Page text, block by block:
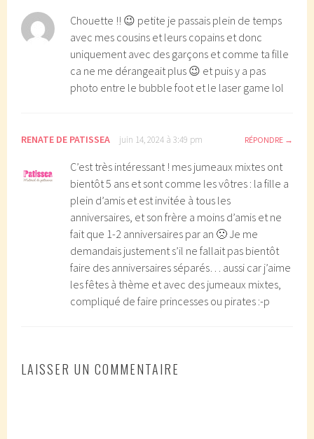
Chouette !! 😉 petite je passais plein de temps
avec mes cousins et leurs copains et donc
uniquement avec des garçons et comme ta fille
ca ne me dérangeait plus 😉 et puis y a pas
photo entre le bubble foot et le laser game lol
RENATE DE PATISSEA juin 14, 2024 à 3:49 pm RÉPONDRE
C’est très intéressant ! mes jumeaux mixtes ont
bientôt 5 ans et sont comme les vôtres : la fille a
plein d’amis et est invitée à tous les
anniversaires, et son frère a moins d’amis et ne
fait que 1-2 anniversaires par an 🙁 Je me
demandais justement s’il ne fallait pas bientôt
faire des anniversaires séparés… aussi car j’aime
les fêtes à thème et avec des jumeaux mixtes,
compliqué de faire princesses ou pirates :-p
LAISSER UN COMMENTAIRE